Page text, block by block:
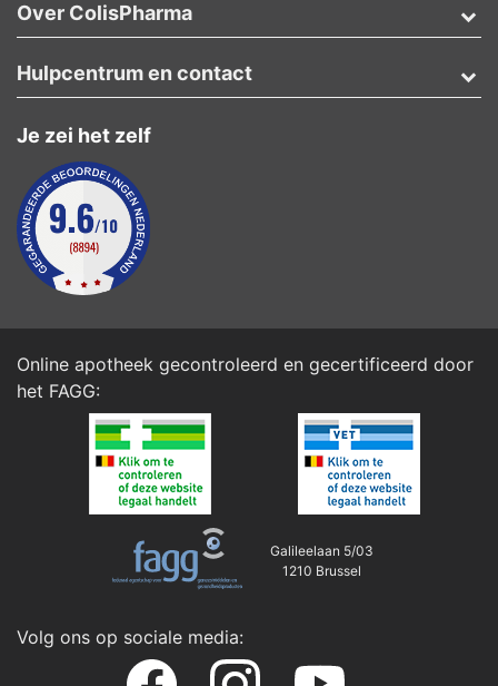
Over ColisPharma
Je zei het zelf
Hulpcentrum en contact
Online apotheek gecontroleerd en gecertificeerd door
het FAGG:
Galileelaan 5/03
1210 Brussel
Volg ons op sociale media: